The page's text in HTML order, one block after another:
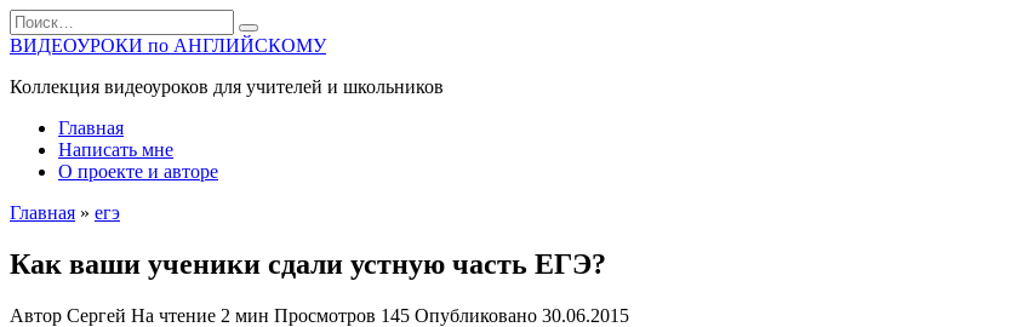
Перейти
к
содержанию
Search
for:
ВИДЕОУРОКИ по АНГЛИЙСКОМУ
Коллекция видеоуроков для учителей и школьников
Главная
Написать мне
О проекте и авторе
Главная » егэ
Как ваши ученики сдали устную часть ЕГЭ?
Автор Сергей На чтение 2 мин Просмотров 145 Опубликовано 30.06.2015